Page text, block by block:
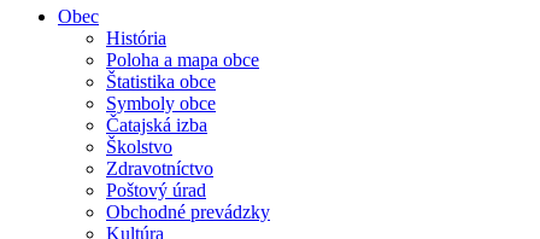
Obec
História
Poloha a mapa obce
Štatistika obce
Symboly obce
Čatajská izba
Školstvo
Zdravotníctvo
Poštový úrad
Obchodné prevádzky
Kultúra